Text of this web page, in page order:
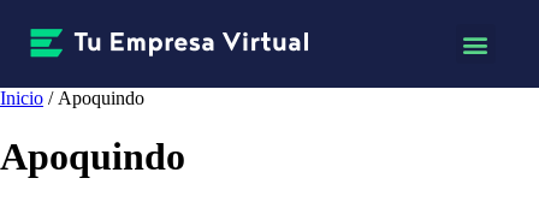
Inicio / Apoquindo
Apoquindo